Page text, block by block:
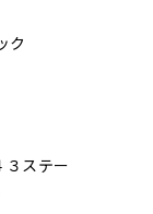
ク
３ステー